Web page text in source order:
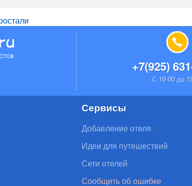
+7(925)
С 10-00 до
Сервисы
Добавление отеля
Идеи для путешествий
Сети отелей
Сообщить об ошибке